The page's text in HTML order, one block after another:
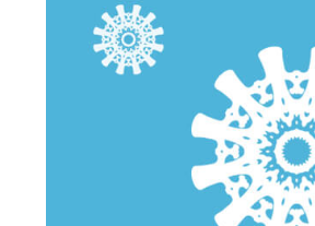
Retusarea produsului